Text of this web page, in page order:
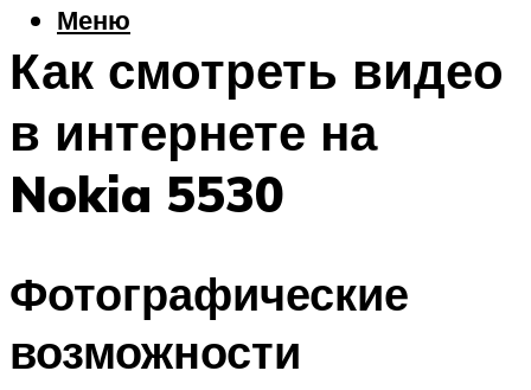
Меню
Как смотреть видео
в интернете на
Nokia 5530
Фотографические
возможности